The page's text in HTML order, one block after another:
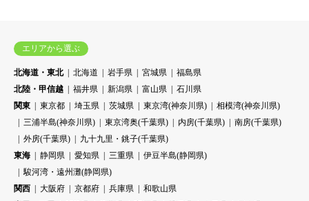
エリアから選ぶ
北海道・東北 北海道 岩手県 宮城県
福島県
北陸・甲信越
福井県 新潟県 富山県
石川県
関東
東京都 埼玉県 茨城県 東京湾(神奈川県)
相模湾(神奈川県)
三浦半島(神奈川県)
東京湾奥(千葉県) 内房(千葉県)
南房(千葉県)
外房(千葉県)
九十九里・銚子(千葉県)
東海
静岡県 愛知県 三重県
伊豆半島(静岡県)
駿河湾・遠州灘(静岡県)
関西
大阪府 京都府 兵庫県
和歌山県